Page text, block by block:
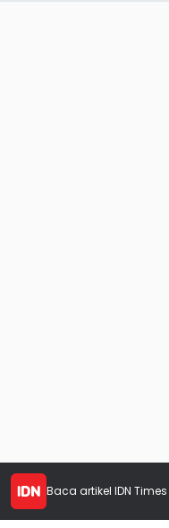
Baca artikel IDN Times